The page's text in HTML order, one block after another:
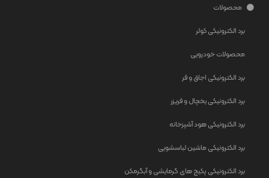
محصولات
برد الکترونیکی کولر
محصولات خودرویی
برد الکترونیکی اجاق و فر
برد الکترونیکی یخچال و فریزر
برد الکترونیکی هود آشپزخانه
برد الکترونیکی ماشین لباسشویی
برد الکترونیکی پکیج های گرمایشی و آبگرمکن